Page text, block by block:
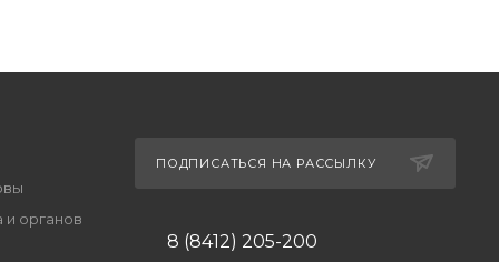
и органов
ПОДПИСАТЬСЯ НА РАССЫЛКУ
8 (8412) 205-200